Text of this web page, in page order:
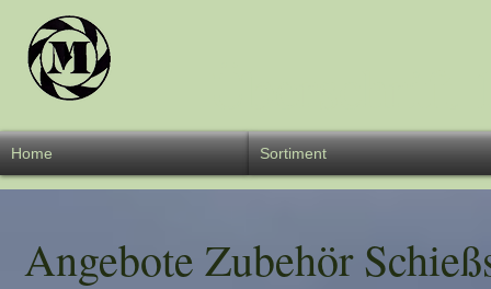
Home Sortiment
Angebote Zubehör